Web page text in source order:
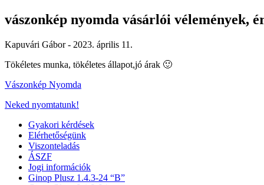
vászonkép nyomda vásárlói vélemények,
Kapuvári Gábor - 2023. április 11.
Tökéletes munka, tökéletes állapot,jó árak 🙂
Vászonkép Nyomda
Neked nyomtatunk!
Gyakori kérdések
Elérhetőségünk
Viszonteladás
ÁSZF
Jogi információk
Ginop Plusz 1.4.3-24 “B”